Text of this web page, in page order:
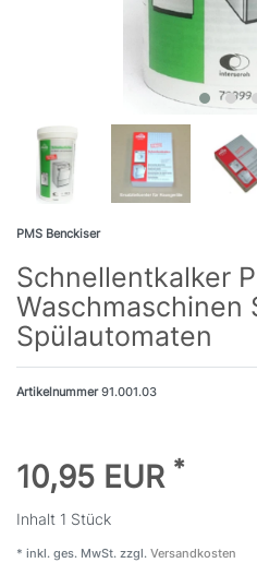
PMS Benckiser
Schnellentkalker
Waschmaschinen
Spülautomaten
Artikelnummer91.001.03
10,95 EUR *
Inhalt 1 Stück
* inkl. ges. MwSt. zzgl. Versandkosten